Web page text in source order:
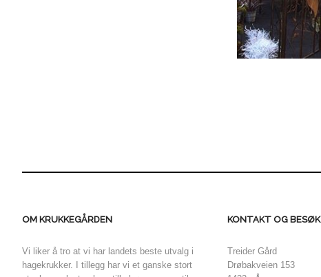
OM KRUKKEGÅRDEN
Vi liker å tro at vi har landets beste utvalg i
hagekrukker. I tillegg har vi et ganske stort
KONTAKT OG BESØK
Treider Gård
Drøbakveien 153